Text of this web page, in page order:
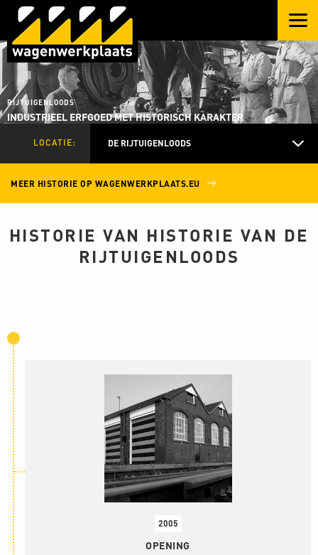
RIJTUIGENLOODS
INDUSTRIEEL ERFGOED MET HISTORISCH KARAKTER
LOCATIE: DE RIJTUIGENLOODS
MEER HISTORIE OP WAGENWERKPLAATS.EU
HISTORIE VAN HISTORIE VAN DE
RIJTUIGENLOODS
2005
OPENING